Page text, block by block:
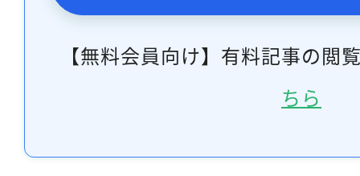
【無料会員向け】有料記事の閲
ちら